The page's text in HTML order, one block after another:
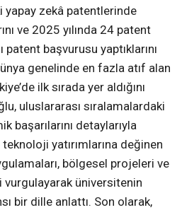
yapay zekâ patentlerinde
ve 2025 yılında 24 patent
başvurusu yaptıklarını
genelinde en fazla atıf alan
ilk sırada yer aldığını
uluslararası sıralamalardaki
başarılarını detaylarıyla
teknoloji yatırımlarına değinen
bölgesel projeleri ve
vurgulayarak üniversitenin
bir dille anlattı. Son olarak,